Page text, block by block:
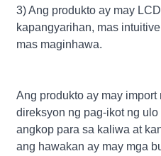
3) Ang produkto ay may
kapangyarihan, mas
mas maginhawa.
Ang produkto ay may
direksyon ng pag-ikot ng
angkop para sa kaliwa at
ang hawakan ay may mga